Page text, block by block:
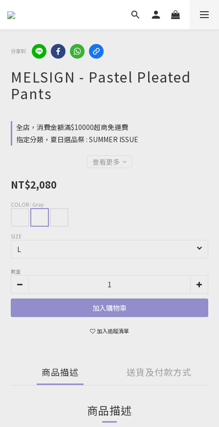
分享到
MELSIGN - Pastel Pleated
Pants
全店，消費金額滿$10000超商免運費
指定分類，夏日選品祭 : SUMMER ISSUE
查看更多
NT$2,080
COLOR : Gray
SIZE
數量
加入購物車
加入追蹤清單
商品描述 送貨及付款方式
商品描述